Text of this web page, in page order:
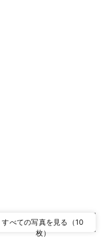
すべての写真を見る（10
枚）